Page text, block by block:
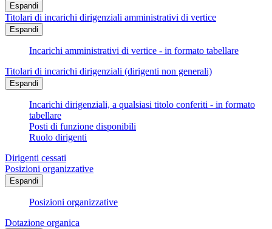
Espandi
Titolari di incarichi dirigenziali amministrativi di vertice
Espandi
Incarichi amministrativi di vertice - in formato tabellare
Titolari di incarichi dirigenziali (dirigenti non generali)
Espandi
Incarichi dirigenziali, a qualsiasi titolo conferiti - in formato
tabellare
Posti di funzione disponibili
Ruolo dirigenti
Dirigenti cessati
Posizioni organizzative
Espandi
Posizioni organizzative
Dotazione organica